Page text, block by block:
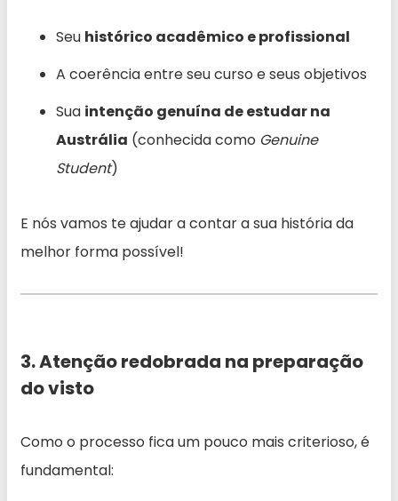
Seu histórico acadêmico e profissional
A coerência entre seu curso e seus objetivos
Sua intenção genuína de estudar na
Austrália (conhecida como Genuine
Student)
E nós vamos te ajudar a contar a sua história da
melhor forma possível!
3. Atenção redobrada na preparação
do visto
Como o processo fica um pouco mais criterioso, é
fundamental: